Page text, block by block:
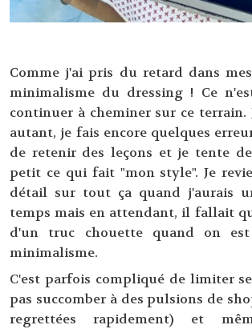
Comme j'ai pris du retard dans
minimalisme du dressing ! Ce
continuer à cheminer sur ce terrain.
autant, je fais encore quelques
de retenir des leçons et je tente
petit ce qui fait "mon style". Je
détail sur tout ça quand j'aurais
temps mais en attendant, il fallait
d'un truc chouette quand on
minimalisme.
C'est parfois compliqué de limiter
pas succomber à des pulsions de
regrettées rapidement) et